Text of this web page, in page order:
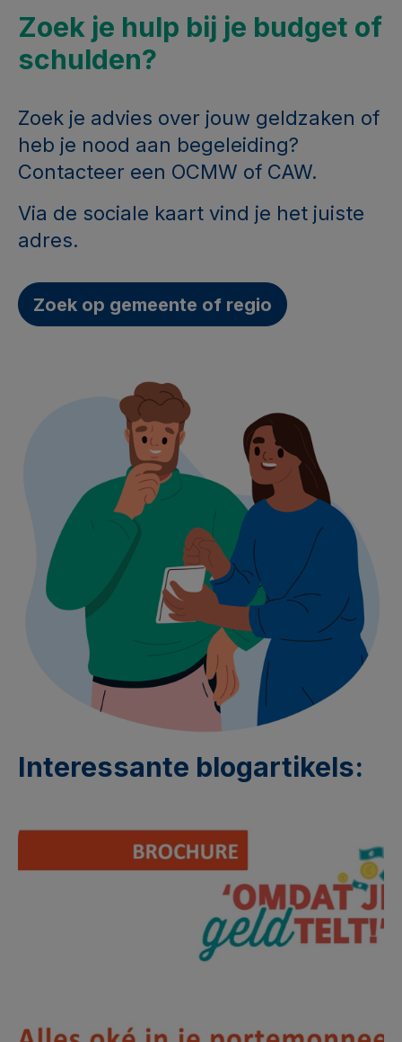
Zoek je hulp bij je budget of
schulden?
Zoek je advies over jouw geldzaken of
heb je nood aan begeleiding?
Contacteer een OCMW of CAW.
Via de sociale kaart vind je het juiste
adres.
Zoek op gemeente of regio
Interessante blogartikels: